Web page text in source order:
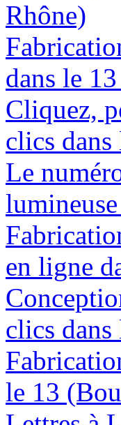
Rhône)
dans le
Cliquez,
clics
Le
en ligne
clics
le 13